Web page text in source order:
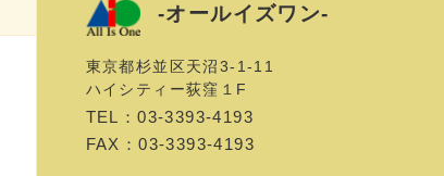
-オールイズワン-
東京都杉並区天沼3-1-11
ハイシティー荻窪１F
TEL：03-3393-4193
FAX：03-3393-4193